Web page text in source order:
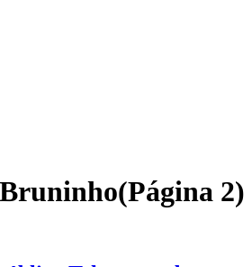
Bruninho(Página 2)